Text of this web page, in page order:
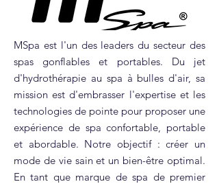
MSpa est l'un des leaders du secteur des
spas gonflables et portables. Du jet
d'hydrothérapie au spa à bulles d'air, sa
mission est d'embrasser l'expertise et les
technologies de pointe pour proposer une
expérience de spa confortable, portable
et abordable. Notre objectif : créer un
mode de vie sain et un bien-être optimal.
En tant que marque de spa de premier